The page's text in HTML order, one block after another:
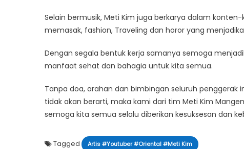
Selain bermusik, Meti Kim juga berkarya dalam
memasak, fashion, Traveling dan horor yang
Dengan segala bentuk kerja samanya semoga
manfaat sehat dan bahagia untuk kita semua.
Tanpa doa, arahan dan bimbingan seluruh penggerak
tidak akan berarti, maka kami dari tim Meti Kim
semoga kita semua selalu diberikan kesuksesan dan
Tagged Artis #Youtuber #Oriental #Meti Kim